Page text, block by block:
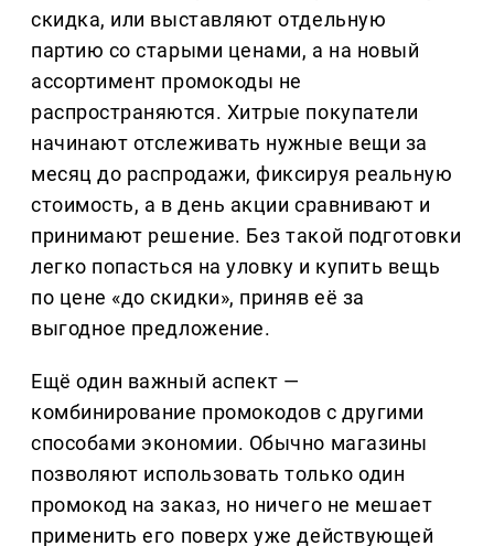
скидка, или выставляют отдельную
партию со старыми ценами, а на новый
ассортимент промокоды не
распространяются. Хитрые покупатели
начинают отслеживать нужные вещи за
месяц до распродажи, фиксируя реальную
стоимость, а в день акции сравнивают и
принимают решение. Без такой подготовки
легко попасться на уловку и купить вещь
по цене «до скидки», приняв её за
выгодное предложение.
Ещё один важный аспект —
комбинирование промокодов с другими
способами экономии. Обычно магазины
позволяют использовать только один
промокод на заказ, но ничего не мешает
применить его поверх уже действующей